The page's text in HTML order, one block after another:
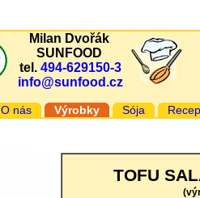
Milan Dvořák
SUNFOOD
tel. 494-629150-3
info@sunfood.cz
O nás Výrobky Sója
TOFU